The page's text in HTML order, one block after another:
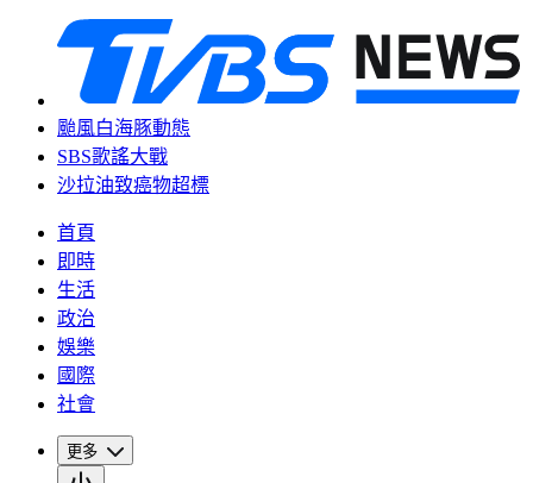
颱風白海豚動態
SBS歌謠大戰
沙拉油致癌物超標
首頁
即時
生活
政治
娛樂
國際
社會
更多